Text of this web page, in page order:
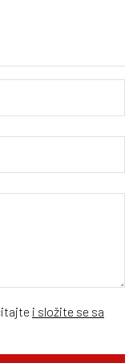
i složite se sa